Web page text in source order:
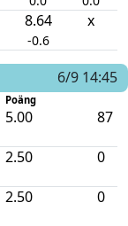
8.64
-0.6
x
6/9 14:45
Poäng
5.00 87
2.50 0
2.50 0